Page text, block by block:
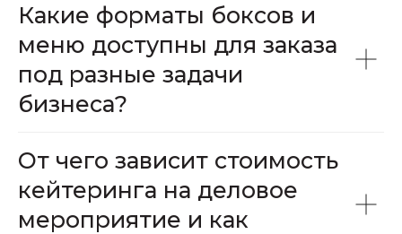
Какие форматы боксов и
меню доступны для заказа
под разные задачи
бизнеса?
От чего зависит стоимость
кейтеринга на деловое
мероприятие и как